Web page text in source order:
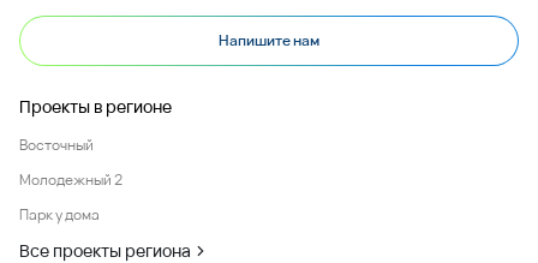
Напишите нам
Проекты в регионе
Восточный
Молодежный 2
Парк у дома
Все проекты региона